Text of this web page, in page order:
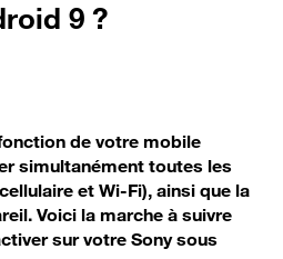
9 ?
de votre mobile
simultanément toutes les
et Wi-Fi), ainsi que la
Voici la marche à suivre
sur votre Sony sous